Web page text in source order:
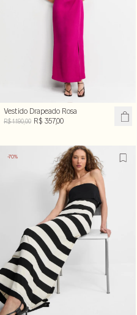
Vestido Drapeado Rosa
R$ 1.190,00 R$ 357,00
-70%